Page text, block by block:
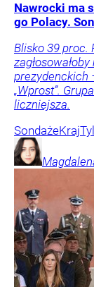
Nawrocki ma
go Polacy.
Blisko 39 proc.
prezydenckich
„Wprost”.
liczniejsza.
SondażeKraj